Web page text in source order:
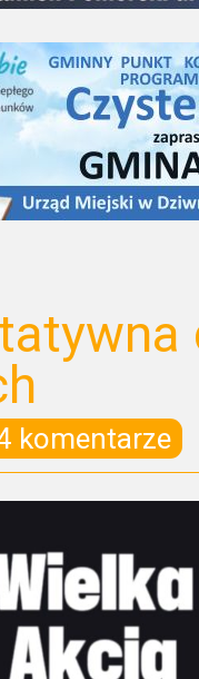
komentarze